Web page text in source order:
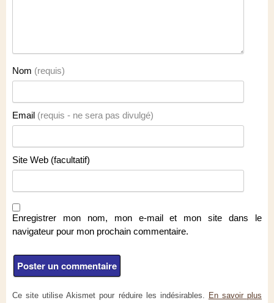
Nom (requis)
Email (requis - ne sera pas divulgé)
Site Web (facultatif)
Enregistrer mon nom, mon e-mail et mon site dans le
navigateur pour mon prochain commentaire.
Ce site utilise Akismet pour réduire les indésirables. En savoir plus